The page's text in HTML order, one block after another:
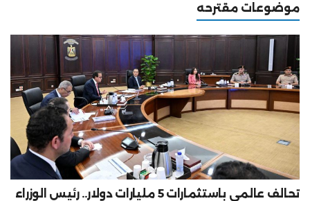
موضوعات مقترحه
تحالف عالمي باستثمارات 5 مليارات دولار.. رئيس الوزراء